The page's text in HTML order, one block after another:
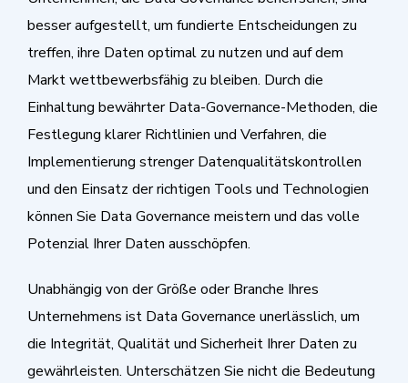
besser aufgestellt, um fundierte Entscheidungen zu
treffen, ihre Daten optimal zu nutzen und auf dem
Markt wettbewerbsfähig zu bleiben. Durch die
Einhaltung bewährter Data-Governance-Methoden, die
Festlegung klarer Richtlinien und Verfahren, die
Implementierung strenger Datenqualitätskontrollen
und den Einsatz der richtigen Tools und Technologien
können Sie Data Governance meistern und das volle
Potenzial Ihrer Daten ausschöpfen.
Unabhängig von der Größe oder Branche Ihres
Unternehmens ist Data Governance unerlässlich, um
die Integrität, Qualität und Sicherheit Ihrer Daten zu
gewährleisten. Unterschätzen Sie nicht die Bedeutung